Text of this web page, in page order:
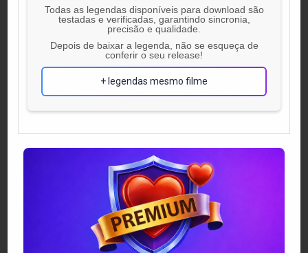
Todas as legendas disponíveis para download são
testadas e verificadas, garantindo sincronia,
precisão e qualidade.
Depois de baixar a legenda, não se esqueça de
conferir o seu release!
+ legendas mesmo filme